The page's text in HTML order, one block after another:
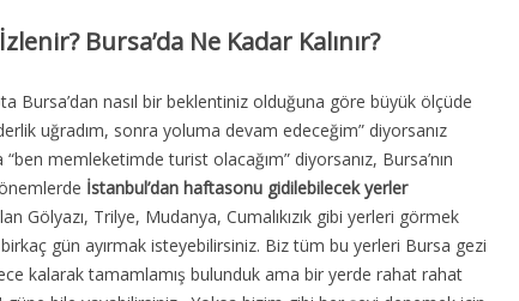
Bursa’da Ne Kadar Kalınır?
Bursa’dan nasıl bir beklentiniz olduğuna göre büyük ölçüde
uğradım, sonra yoluma devam edeceğim” diyorsanız
memleketimde turist olacağım” diyorsanız, Bursa’nın
İstanbul’dan haftasonu gidilebilecek yerler
Gölyazı, Trilye, Mudanya, Cumalıkızık gibi yerleri görmek
gün ayırmak isteyebilirsiniz. Biz tüm bu yerleri Bursa gezi
kalarak tamamlamış bulunduk ama bir yerde rahat rahat